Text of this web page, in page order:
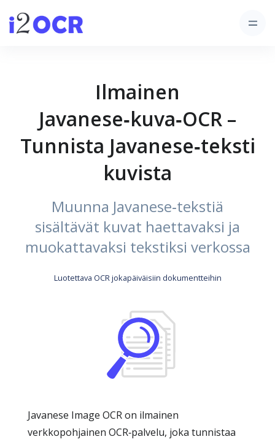
Ilmainen
Javanese‑kuva‑OCR –
Tunnista Javanese‑teksti
kuvista
Muunna Javanese‑tekstiä
sisältävät kuvat haettavaksi ja
muokattavaksi tekstiksi verkossa
Luotettava OCR jokapäiväisiin dokumentteihin
Javanese Image OCR on ilmainen
verkkopohjainen OCR‑palvelu, joka tunnistaa